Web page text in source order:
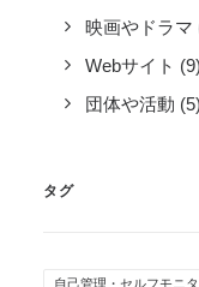
映画やドラマ
Webサイト (9)
団体や活動 (5)
タグ
自己管理・セルフモニ